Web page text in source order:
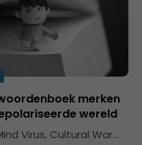
merken
wereld
Virus, Cultural War…